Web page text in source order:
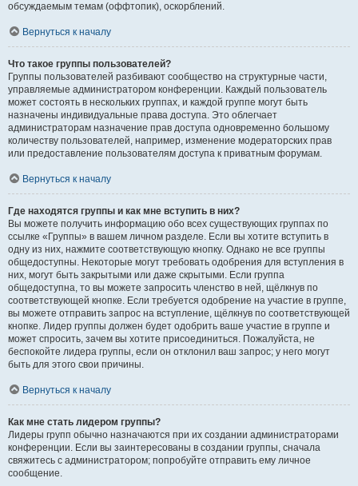
обсуждаемым темам (оффтопик), оскорблений.
Вернуться к началу
Что такое группы пользователей?
Группы пользователей разбивают сообщество на структурные части,
управляемые администратором конференции. Каждый пользователь
может состоять в нескольких группах, и каждой группе могут быть
назначены индивидуальные права доступа. Это облегчает
администраторам назначение прав доступа одновременно большому
количеству пользователей, например, изменение модераторских прав
или предоставление пользователям доступа к приватным форумам.
Вернуться к началу
Где находятся группы и как мне вступить в них?
Вы можете получить информацию обо всех существующих группах по
ссылке «Группы» в вашем личном разделе. Если вы хотите вступить в
одну из них, нажмите соответствующую кнопку. Однако не все группы
общедоступны. Некоторые могут требовать одобрения для вступления в
них, могут быть закрытыми или даже скрытыми. Если группа
общедоступна, то вы можете запросить членство в ней, щёлкнув по
соответствующей кнопке. Если требуется одобрение на участие в группе,
вы можете отправить запрос на вступление, щёлкнув по соответствующей
кнопке. Лидер группы должен будет одобрить ваше участие в группе и
может спросить, зачем вы хотите присоединиться. Пожалуйста, не
беспокойте лидера группы, если он отклонил ваш запрос; у него могут
быть для этого свои причины.
Вернуться к началу
Как мне стать лидером группы?
Лидеры групп обычно назначаются при их создании администраторами
конференции. Если вы заинтересованы в создании группы, сначала
свяжитесь с администратором; попробуйте отправить ему личное
сообщение.